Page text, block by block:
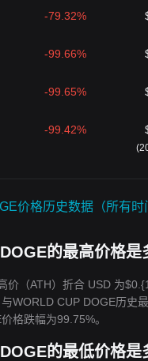
-79.32%
-99.66%
-99.65%
-99.42%
价格历史数据（所有时
的最高价格是
价（ATH）折合 USD 为
WORLD CUP DOGE历史
格跌幅为99.75%。
的最低价格是